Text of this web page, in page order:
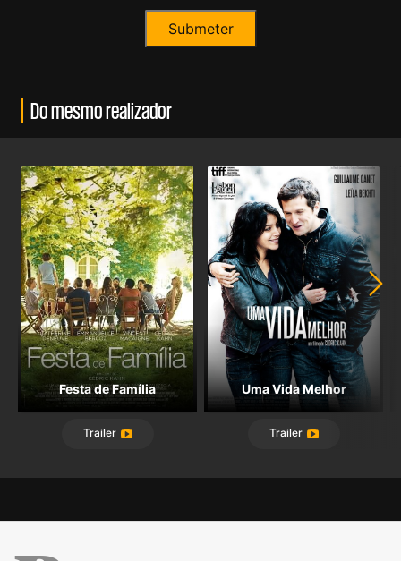
Do mesmo realizador
Festa de Família
Trailer
Uma Vida Melhor
Trailer